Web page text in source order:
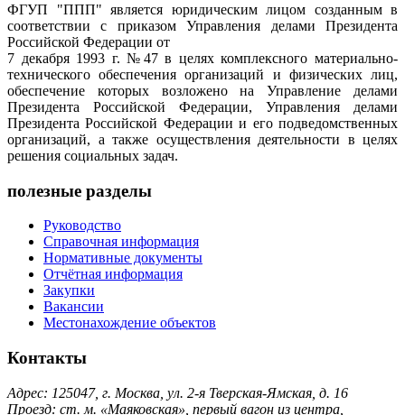
ФГУП "ППП" является юридическим лицом созданным в
соответствии с приказом Управления делами Президента
Российской Федерации от
7 декабря 1993 г. №47 в целях комплексного материально-
технического обеспечения организаций и физических лиц,
обеспечение которых возложено на Управление делами
Президента Российской Федерации, Управления делами
Президента Российской Федерации и его подведомственных
организаций, а также осуществления деятельности в целях
решения социальных задач.
полезные разделы
Руководство
Справочная информация
Нормативные документы
Отчётная информация
Закупки
Вакансии
Местонахождение объектов
Контакты
Адрес: 125047, г. Москва, ул. 2-я Тверская-Ямская, д. 16
Проезд: ст. м. «Маяковская», первый вагон из центра,